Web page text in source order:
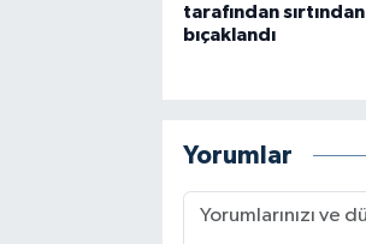
tarafından sırtından
bıçaklandı
Yorumlar